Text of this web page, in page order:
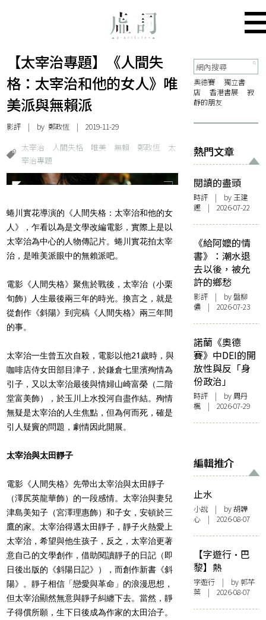
【太宰治專題】《人間失
格：太宰治和他的女人》――唯
美派與無賴派
影評 | by 鄭政恆 | 2019-11-29
太宰治 人間失格 唯美 無賴 鄭政恆
太
宰治專題
蜷川實花導演的《人間失格：太宰治和他的女
人》，乍看以為是文學改編電影，實際上是以
太宰治為中心的人物傳記片。蜷川實花拍太宰
治，是唯美派眼中的無賴派吧。
電影《人間失格》聚焦於戰後，太宰治（小栗
旬飾）人生最後兩三年的時光。換言之，就是
從創作《斜陽》到完稿《人間失格》兩三年間
的事。
太宰治一生曾五次自殺，電影以他21歲時，與
咖啡店侍女田部目津子，於鎌倉七里濱殉情為
引子，又以太宰治最後與情婦山崎富榮（二階
堂富美飾），於玉川上水投河自盡作結。殉情
無疑是太宰治的人生焦點，但為何而死，確是
引人疑竇的問題，劇情因此開展。
太宰治與太田靜子
電影《人間失格》先帶出太宰治與太田靜子
（澤尻英龍華飾）的一段感情。太宰治與妻兒
津島美知子（宮澤理惠飾）和子女，安頓於三
鷹的家。太宰治得遇太田靜子，靜子火熱愛上
太宰治，希望與他生孩子，反之，太宰治更著
意自己的文學創作，借助閱讀靜子的日記（即
日後出版的《斜陽日記》），而創作新書《斜
陽》。靜子相信「戀愛與革命」的浪漫思想，
但太宰治顯然無意與靜子糾纏下去。當然，靜
子得償所願，生下日後成為作家的太田治子。
奧德賽
獨立書
店
香港書展
寂
靜的朋友
熱門文章
閱讀的盡頭
時評 | by 王建
鏗 | 2026-07-22
《給阿嬤的情
書》：潮水退
去以後，被允
許的鄉愁
影評 | by 盤柳
儂 | 2026-07-23
諾蘭《奧德
賽》中DEI的開
放性與反「身
份政治」
時評 | by周丹
楓 | 2026-07-29
編輯推介
止水
小說 | by 胡韡
心 | 2026-08-07
【字遊行·巴
黎】熱
字遊行 | by 郭芊
葉 | 2026-08-07